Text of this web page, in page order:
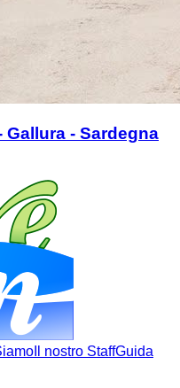
Gallura - Sardegna
Il nostro StaffGuida